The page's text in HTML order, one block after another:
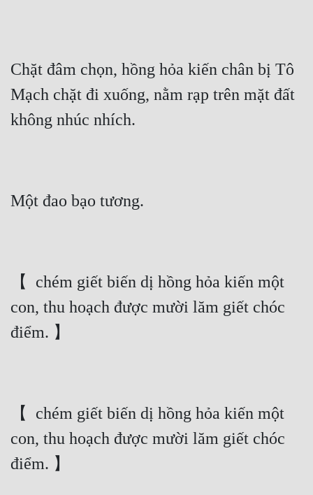
Chặt đâm chọn, hồng hỏa kiến chân bị Tô
Mạch chặt đi xuống, nằm rạp trên mặt đất
không nhúc nhích.
Một đao bạo tương.
【  chém giết biến dị hồng hỏa kiến một
con, thu hoạch được mười lăm giết chóc
điểm. 】
【  chém giết biến dị hồng hỏa kiến một
con, thu hoạch được mười lăm giết chóc
điểm. 】